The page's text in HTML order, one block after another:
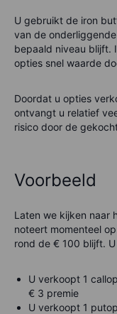
U gebruikt de iron
van de
bepaald niveau blijft.
opties snel waarde
Doordat u opties
ontvangt u relatief
risico door de
Voorbeeld
Laten we kijken naar
noteert momenteel
rond de € 100 blijft.
U verkoopt 1
€ 3 premie
U verkoopt 1